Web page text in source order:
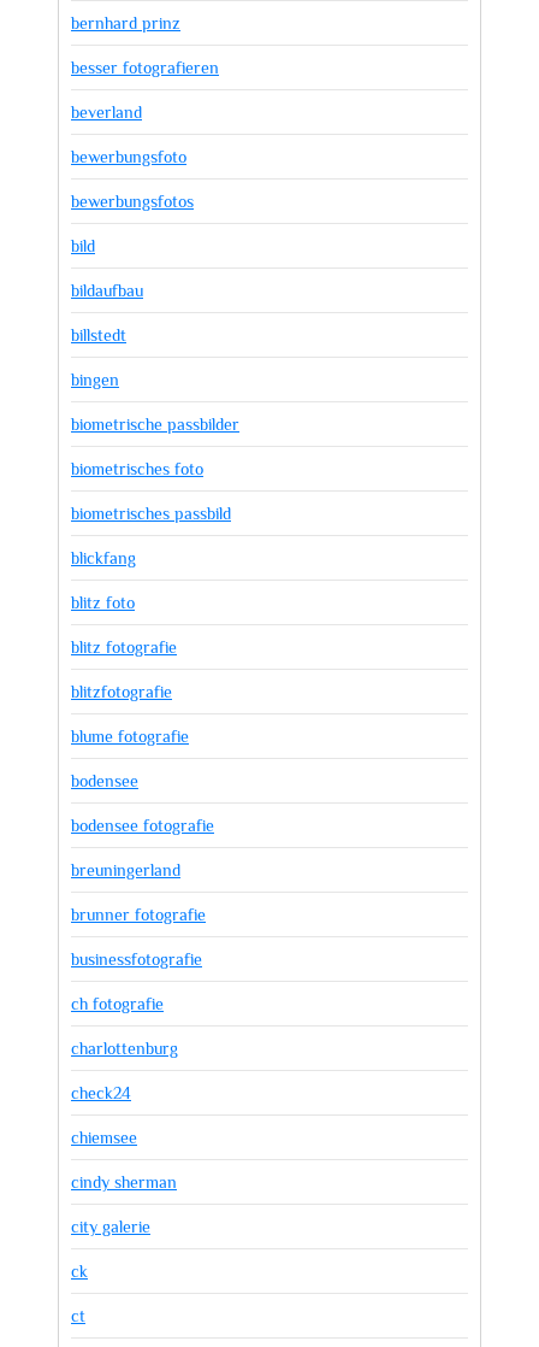
bernhard prinz
besser fotografieren
beverland
bewerbungsfoto
bewerbungsfotos
bild
bildaufbau
billstedt
bingen
biometrische passbilder
biometrisches foto
biometrisches passbild
blickfang
blitz foto
blitz fotografie
blitzfotografie
blume fotografie
bodensee
bodensee fotografie
breuningerland
brunner fotografie
businessfotografie
ch fotografie
charlottenburg
check24
chiemsee
cindy sherman
city galerie
ck
ct